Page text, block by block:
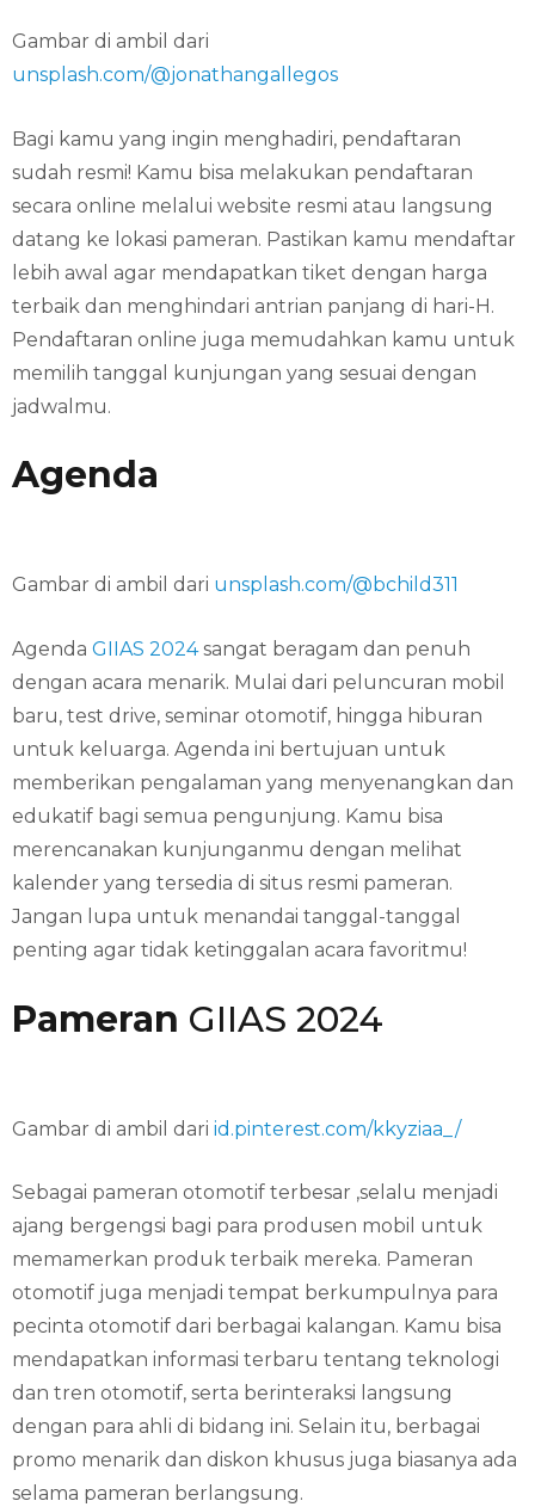
Gambar di ambil dari
unsplash.com/@jonathangallegos
Bagi kamu yang ingin menghadiri, pendaftaran
sudah resmi! Kamu bisa melakukan pendaftaran
secara online melalui website resmi atau langsung
datang ke lokasi pameran. Pastikan kamu mendaftar
lebih awal agar mendapatkan tiket dengan harga
terbaik dan menghindari antrian panjang di hari-H.
Pendaftaran online juga memudahkan kamu untuk
memilih tanggal kunjungan yang sesuai dengan
jadwalmu.
Agenda
Gambar di ambil dari unsplash.com/@bchild311
Agenda GIIAS 2024sangat beragam dan penuh
dengan acara menarik. Mulai dari peluncuran mobil
baru, test drive, seminar otomotif, hingga hiburan
untuk keluarga. Agenda ini bertujuan untuk
memberikan pengalaman yang menyenangkan dan
edukatif bagi semua pengunjung. Kamu bisa
merencanakan kunjunganmu dengan melihat
kalender yang tersedia di situs resmi pameran.
Jangan lupa untuk menandai tanggal-tanggal
penting agar tidak ketinggalan acara favoritmu!
Pameran GIIAS 2024
Gambar di ambil dari id.pinterest.com/kkyziaa_/
Sebagai pameran otomotif terbesar ,selalu menjadi
ajang bergengsi bagi para produsen mobil untuk
memamerkan produk terbaik mereka. Pameran
otomotif juga menjadi tempat berkumpulnya para
pecinta otomotif dari berbagai kalangan. Kamu bisa
mendapatkan informasi terbaru tentang teknologi
dan tren otomotif, serta berinteraksi langsung
dengan para ahli di bidang ini. Selain itu, berbagai
promo menarik dan diskon khusus juga biasanya ada
selama pameran berlangsung.